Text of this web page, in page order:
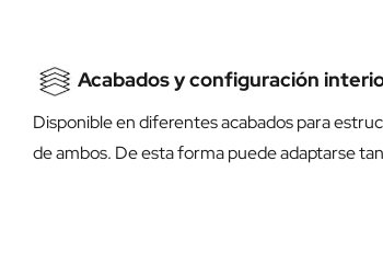
Acabados y configuración
Disponible en diferentes acabados para
de ambos. De esta forma puede adaptarse